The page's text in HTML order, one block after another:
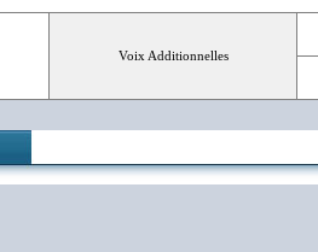
Voix Additionnelles